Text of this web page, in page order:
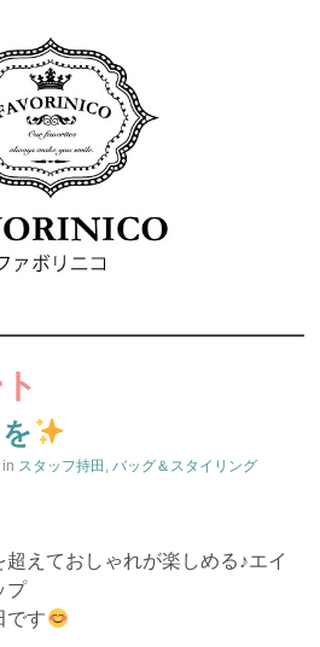
スタッフ持田 ,バッグ＆スタイリング
えておしゃれが楽しめる♪エイ
プ
です